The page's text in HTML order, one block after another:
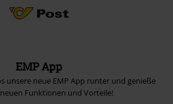
EMP App
unsere neue EMP App runter und genieße
Funktionen und Vorteile!